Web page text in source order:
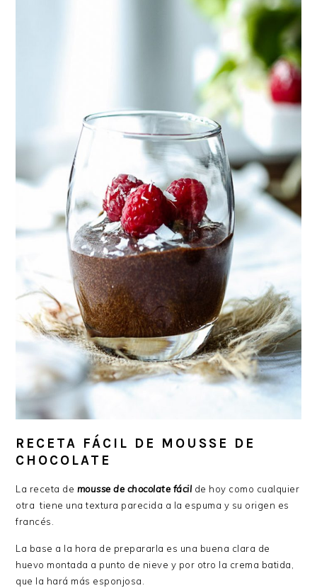
RECETA FÁCIL DE MOUSSE DE
CHOCOLATE
La receta de mousse de chocolate fácil de hoy como cualquier
otra tiene una textura parecida a la espuma y su origen es
francés.
La base a la hora de prepararla es una buena clara de
huevo montada a punto de nieve y por otro la crema batida,
que la hará más esponjosa.